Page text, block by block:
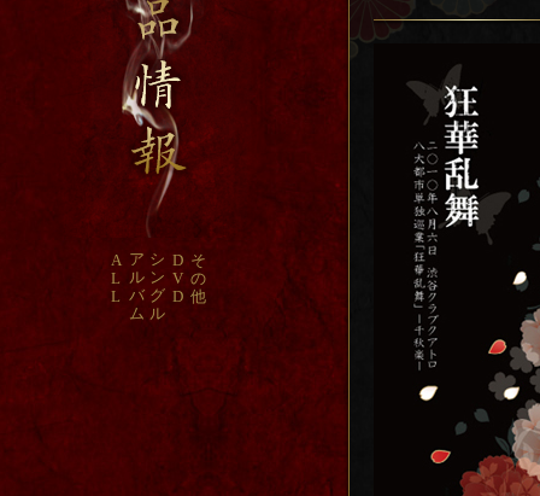
A
L
L
ア
ル
バ
ム
シ
ン
グ
ル
D
V
D
そ
の
他